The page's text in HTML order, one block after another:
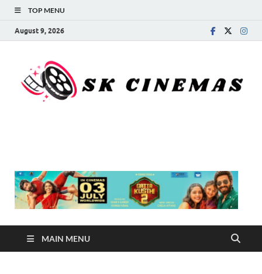
TOP MENU
August 9, 2026
MAIN MENU